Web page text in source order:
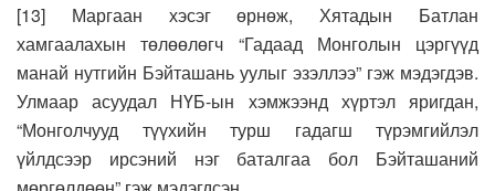
[13] Маргаан хэсэг өрнөж, Хятадын Батлан
хамгаалахын төлөөлөгч “Гадаад Монголын цэргүүд
манай нутгийн Бэйташань уулыг эзэллээ” гэж мэдэгдэв.
Улмаар асуудал НҮБ-ын хэмжээнд хүртэл яригдан,
“Монголчууд түүхийн турш гадагш түрэмгийлэл
үйлдсээр ирсэний нэг баталгаа бол Бэйташаний